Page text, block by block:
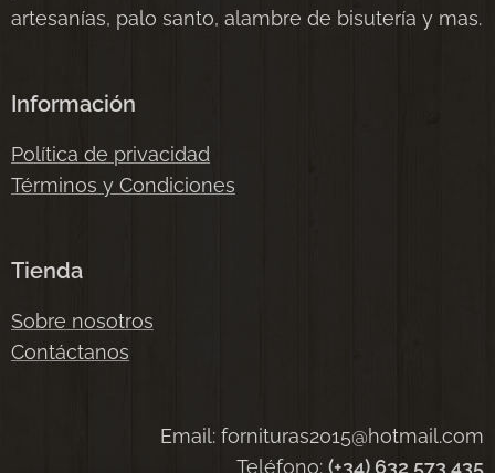
artesanías, palo santo, alambre de bisutería y mas.
Información
Política de privacidad
Términos y Condiciones
Tienda
Sobre nosotros
Contáctanos
Email: fornituras2015@hotmail.com
Teléfono: (+34) 632 573 435